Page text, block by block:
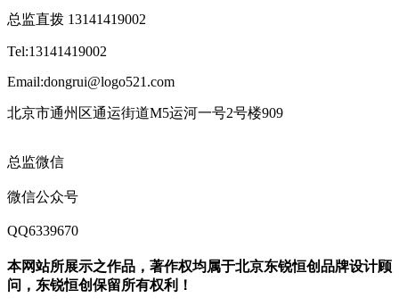
总监直拨 13141419002
Tel:13141419002
Email:dongrui@logo521.com
北京市通州区通运街道M5运河一号2号楼909
总监微信
微信公众号
QQ6339670
本网站所展示之作品，著作权均属于北京东锐恒创品牌设计顾
问，东锐恒创保留所有权利！